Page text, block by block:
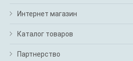
Интернет магазин
Каталог товаров
Партнерство